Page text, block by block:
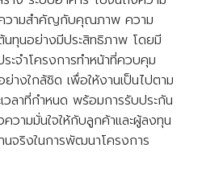
ความสำคัญกับคุณภาพ ความ
ทุนอย่างมีประสิทธิภาพ โดยมี
ะจำโครงการทำหน้าที่ควบคุม
างใกล้ชิด เพื่อให้งานเป็นไปตาม
วลาที่กำหนด พร้อมการรับประกัน
วามมั่นใจให้กับลูกค้าและผู้ลงทุน
จริงในการพัฒนาโครงการ